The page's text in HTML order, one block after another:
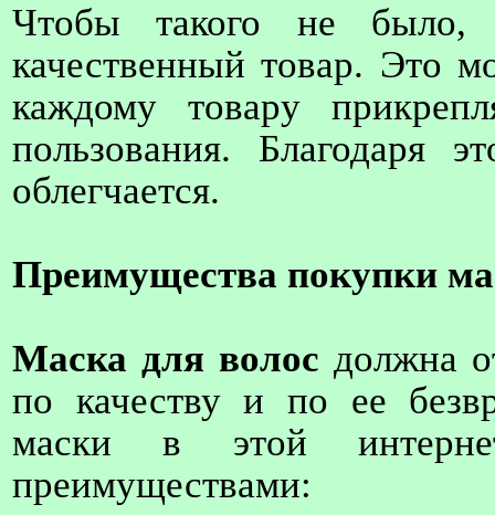
Чтобы такого не было,
качественный товар. Это
каждому товару
пользования. Благодаря
облегчается.
Преимущества покупки
Маска для волос должна
по качеству и по ее
маски в этой
преимуществами: